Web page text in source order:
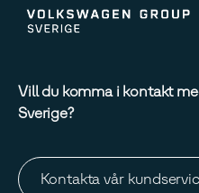
Vill du komma i kontakt
Sverige?
Kontakta vår